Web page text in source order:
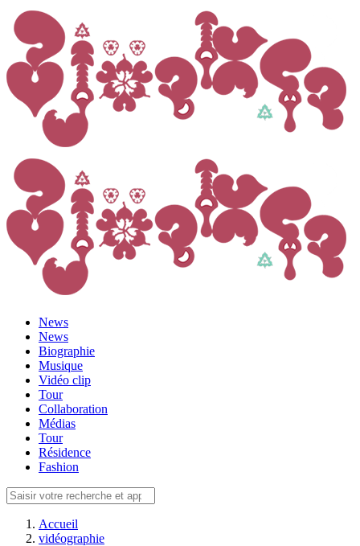
News
News
Biographie
Musique
Vidéo clip
Tour
Collaboration
Médias
Tour
Résidence
Fashion
Accueil
vidéographie